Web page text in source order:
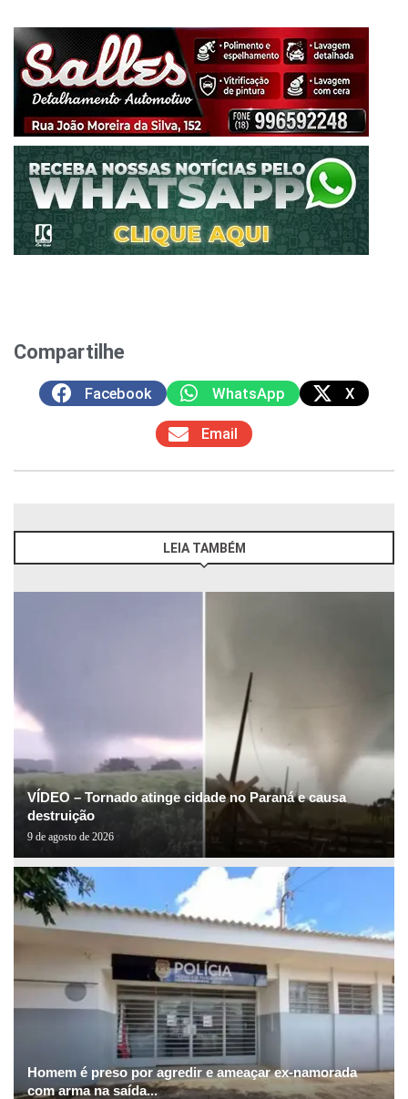
Compartilhe
Facebook WhatsApp X
Email
LEIA TAMBÉM
VÍDEO – Tornado atinge cidade no Paraná e causa
destruição
9 de agosto de 2026
Homem é preso por agredir e ameaçar ex-namorada
com arma na saída...